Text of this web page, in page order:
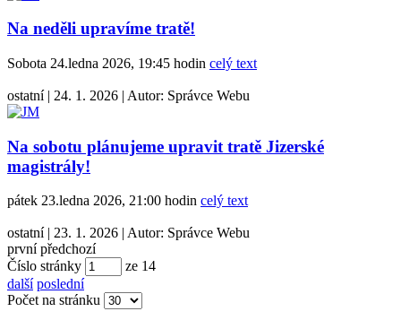
Na neděli upravíme tratě!
Sobota 24.ledna 2026, 19:45 hodin celý text
ostatní | 24. 1. 2026 | Autor: Správce Webu
Na sobotu plánujeme upravit tratě Jizerské
magistrály!
pátek 23.ledna 2026, 21:00 hodin celý text
ostatní 23. 1. 2026 Autor: Správce Webu
první předchozí
Číslo stránky
ze 14
další poslední
Počet na stránku